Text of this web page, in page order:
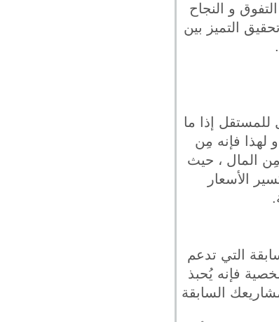
و النجاح
التميز بين
للمستقل إذا ما
فإنه مِن
المال ، حيث
الأسعار
التي تدعم
فإنه يُحبذ
السابقة